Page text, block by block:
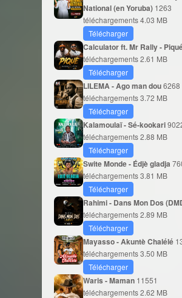
National (en Yoruba) 1263
téléchargements4.03 MB
Télécharger
Calculator ft. Mr Rally -
téléchargements2.61 MB
Télécharger
LILEMA - Ago man dou6268
téléchargements3.72 MB
Télécharger
Kalamoulaï - Sé-kookari
téléchargements2.88 MB
Télécharger
Swite Monde - Édjè gladja
téléchargements3.81 MB
Télécharger
Rahimi - Dans Mon Dos
téléchargements2.89 MB
Télécharger
Mayasso - Akuntè Chalélé
téléchargements3.50 MB
Télécharger
Waris - Maman 11551
téléchargements2.62 MB